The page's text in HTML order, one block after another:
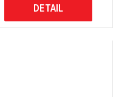
DETAIL